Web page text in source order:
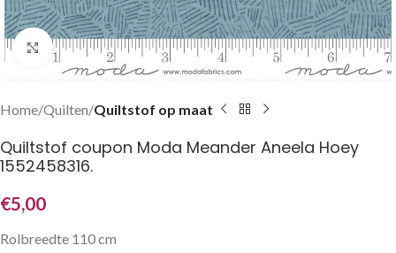
Klik om te vergroten
Home Quilten Quiltstof op maat
Quiltstof coupon Moda Meander Aneela Hoey
1552458316.
€5,00
Rolbreedte 110 cm